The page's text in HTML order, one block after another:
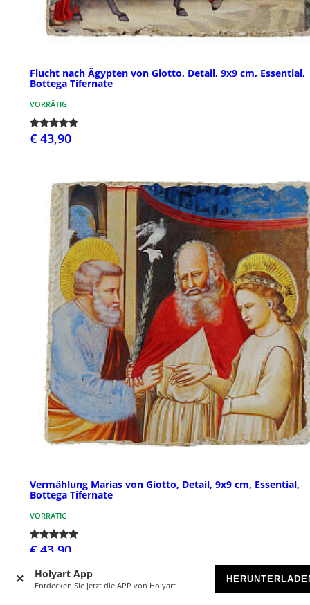
Holyart App
Entdecken Sie jetzt die APP von Holyart
Flucht nach Ägypten von Giotto, Detail, 9x9 cm, Essential,
Bottega Tifernate
VORRÄTIG
€ 43,90
Vermählung Marias von Giotto, Detail, 9x9 cm, Essential,
Bottega Tifernate
VORRÄTIG
€ 43,90